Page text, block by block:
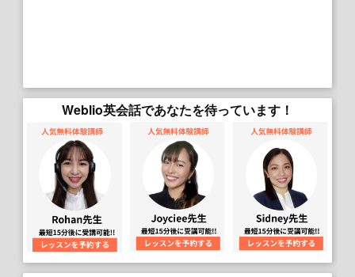
Weblio英会話であなたを待っています！